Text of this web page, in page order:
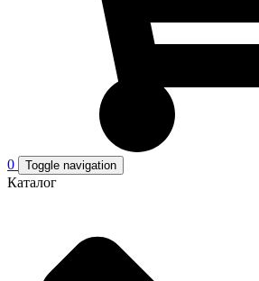
0 Toggle navigation
Каталог